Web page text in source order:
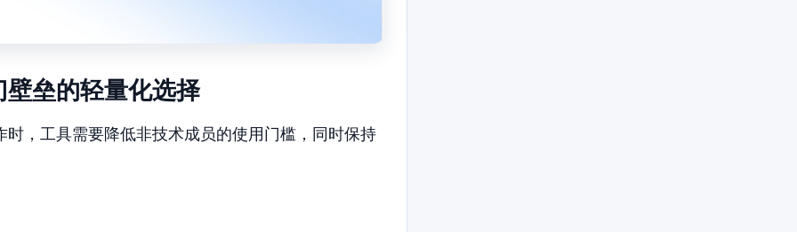
垒的轻量化选择
，工具需要降低非技术成员的使用门槛，同时保持